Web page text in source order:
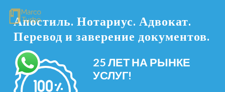
Апостиль. Нотариус. Адвокат.
Перевод и заверение документов.
25 ЛЕТ НА РЫНКЕ
УСЛУГ!